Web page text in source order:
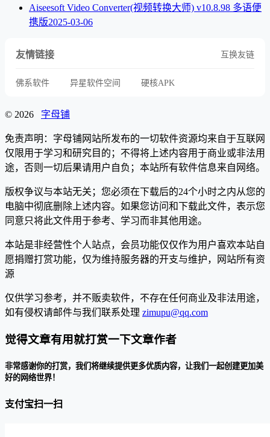
Aiseesoft Video Converter(视频转换大师) v10.8.98 多语便
携版2025-03-06
友情链接 互换友链
佛系软件 异星软件空间 硬核APK
© 2026 字母铺
免责声明：字母铺网站所发布的一切软件资源均来自于互联网
仅限用于学习和研究目的；不得将上述内容用于商业或非法用
途，否则一切后果请用户自负；本站所有软件信息来自网络。
版权争议与本站无关；您必须在下载后的24个小时之内从您的
电脑中彻底删除上述内容。如果您访问和下载此文件，表示您
同意只将此文件用于参考、学习而非其他用途。
本站是非经营性个人站点，会员功能仅仅作为用户喜欢本站自
愿捐赠打赏功能，仅为维持服务器的开支与维护，网站所有资
源
仅供学习参考，并不贩卖软件，不存在任何商业及非法用途，
如有侵权请邮件与我们联系处理 zimupu@qq.com
觉得文章有用就打赏一下文章作者
非常感谢你的打赏，我们将继续提供更多优质内容，让我们一起创建更加美
好的网络世界！
支付宝扫一扫